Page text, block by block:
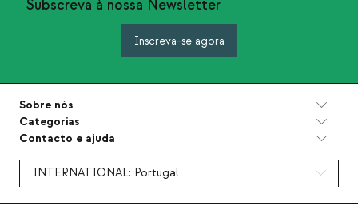
Subscreva à nossa Newsletter
Inscreva-se agora
Sobre nós
Categorias
Contacto e ajuda
INTERNATIONAL: Portugal